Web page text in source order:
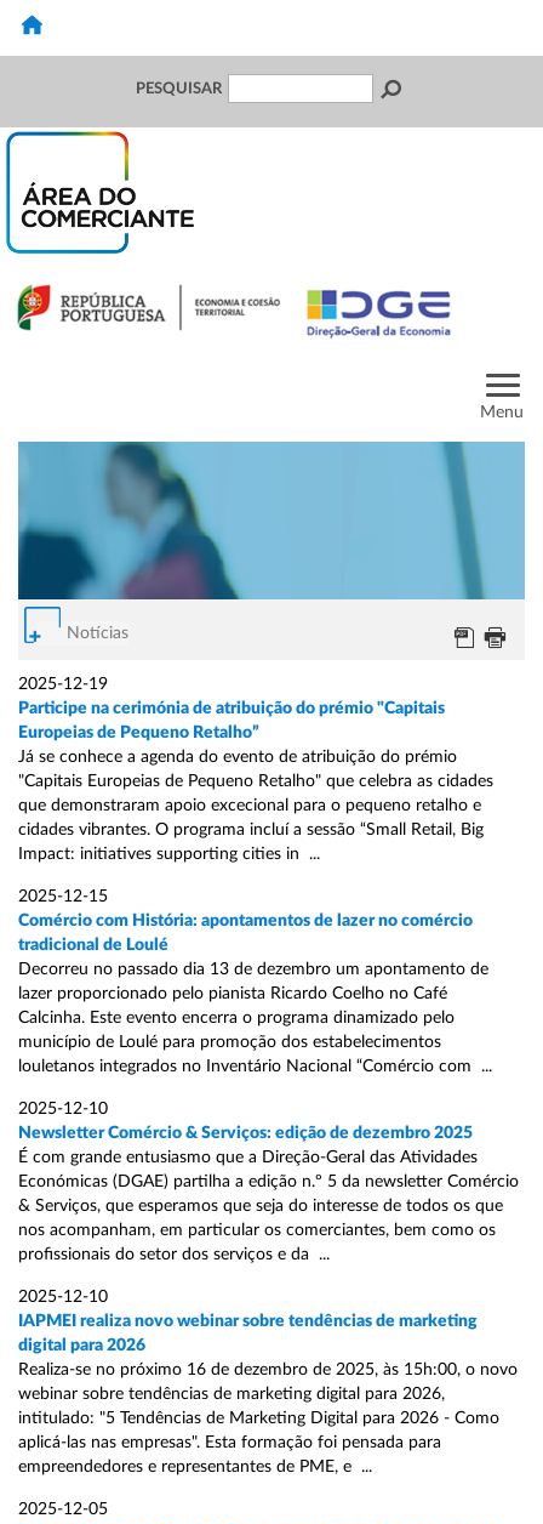
PESQUISAR
Menu
Notícias
2025-12-19
Participe na cerimónia de atribuição do prémio "Capitais
Europeias de Pequeno Retalho”
Já se conhece a agenda do evento de atribuição do prémio
"Capitais Europeias de Pequeno Retalho" que celebra as cidades
que demonstraram apoio excecional para o pequeno retalho e
cidades vibrantes. O programa incluí a sessão “Small Retail, Big
Impact: initiatives supporting cities in ...
2025-12-15
Comércio com História: apontamentos de lazer no comércio
tradicional de Loulé
Decorreu no passado dia 13 de dezembro um apontamento de
lazer proporcionado pelo pianista Ricardo Coelho no Café
Calcinha. Este evento encerra o programa dinamizado pelo
município de Loulé para promoção dos estabelecimentos
louletanos integrados no Inventário Nacional “Comércio com ...
2025-12-10
Newsletter Comércio & Serviços: edição de dezembro 2025
É com grande entusiasmo que a Direção-Geral das Atividades
Económicas (DGAE) partilha a edição n.º 5 da newsletter Comércio
& Serviços, que esperamos que seja do interesse de todos os que
nos acompanham, em particular os comerciantes, bem como os
profissionais do setor dos serviços e da ...
2025-12-10
IAPMEI realiza novo webinar sobre tendências de marketing
digital para 2026
Realiza-se no próximo 16 de dezembro de 2025, às 15h:00, o novo
webinar sobre tendências de marketing digital para 2026,
intitulado: "5 Tendências de Marketing Digital para 2026 - Como
aplicá-las nas empresas". Esta formação foi pensada para
empreendedores e representantes de PME, e ...
2025-12-05